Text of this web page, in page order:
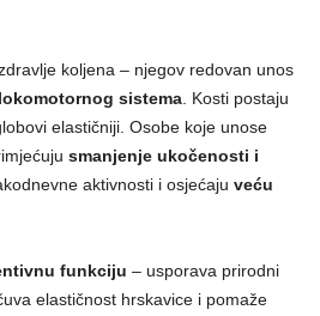
koljena – njegov redovan unos
lokomotornog sistema. Kosti postaju
elastičniji. Osobe koje unose
smanjenje ukočenosti i
aktivnosti i osjećaju veću
funkciju – usporava prirodni
elastičnost hrskavice i pomaže